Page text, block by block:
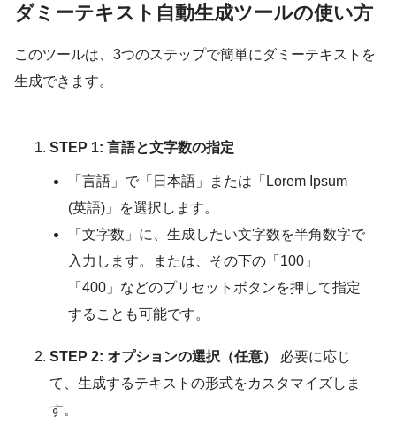
ダミーテキスト自動生成ツールの使い方
このツールは、3つのステップで簡単にダミーテキストを
生成できます。
STEP 1: 言語と文字数の指定
「言語」で「日本語」または「Lorem Ipsum
(英語)」を選択します。
「文字数」に、生成したい文字数を半角数字で
入力します。または、その下の「100」
「400」などのプリセットボタンを押して指定
することも可能です。
STEP 2: オプションの選択（任意）
必要に応じ
て、生成するテキストの形式をカスタマイズしま
す。